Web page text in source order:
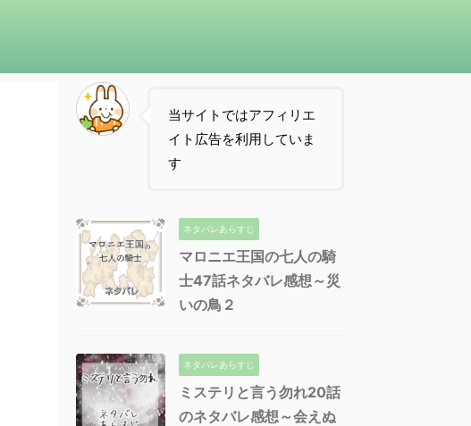
当サイトではアフィリエ
イト広告を利用していま
す
ネタバレあらすじ
マロニエ王国の七人の騎
士47話ネタバレ感想～災
いの鳥２
ネタバレあらすじ
ミステリと言う勿れ20話
のネタバレ感想～会えぬ